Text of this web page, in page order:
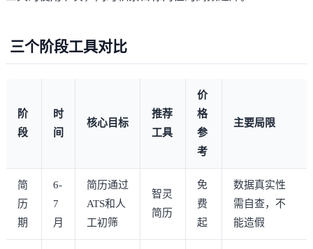
三个阶段工具对比
阶
段
时
间
核心目标
推荐
工具
价
格
参
考
主要局限
简
历
期
6-
7
月
简历通过
ATS和人
工初筛
智灵
简历
免
费
起
数据真实性
需自查，不
能造假